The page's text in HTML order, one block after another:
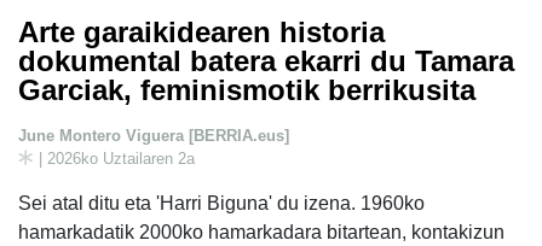
Arte garaikidearen historia
dokumental batera ekarri du Tamara
Garciak, feminismotik berrikusita
June Montero Viguera [BERRIA.eus]
| 2026ko Uztailaren 2a
Sei atal ditu eta 'Harri Biguna' du izena. 1960ko
hamarkadatik 2000ko hamarkadara bitartean, kontakizun